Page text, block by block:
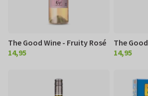
The Good Wine - Fruity Rosé
€ 14,95
14,95
The
€ 14,95
14,95